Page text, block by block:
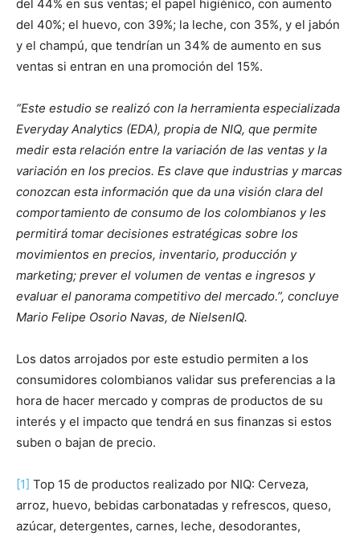
del 44% en sus ventas; el papel higiénico, con aumento
del 40%; el huevo, con 39%; la leche, con 35%, y el jabón
y el champú, que tendrían un 34% de aumento en sus
ventas si entran en una promoción del 15%.
“Este estudio se realizó con la herramienta especializada
Everyday Analytics (EDA), propia de NIQ, que permite
medir esta relación entre la variación de las ventas y la
variación en los precios. Es clave que industrias y marcas
conozcan esta información que da una visión clara del
comportamiento de consumo de los colombianos y les
permitirá tomar decisiones estratégicas sobre los
movimientos en precios, inventario, producción y
marketing; prever el volumen de ventas e ingresos y
evaluar el panorama competitivo del mercado.”, concluye
Mario Felipe Osorio Navas, de NielsenIQ.
Los datos arrojados por este estudio permiten a los
consumidores colombianos validar sus preferencias a la
hora de hacer mercado y compras de productos de su
interés y el impacto que tendrá en sus finanzas si estos
suben o bajan de precio.
[1] Top 15 de productos realizado por NIQ: Cerveza,
arroz, huevo, bebidas carbonatadas y refrescos, queso,
azúcar, detergentes, carnes, leche, desodorantes,